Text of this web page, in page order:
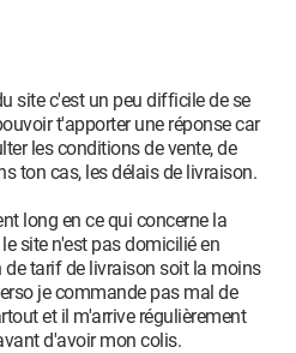
site c'est un peu difficile de se
t'apporter une réponse car
les conditions de vente, de
ton cas, les délais de livraison.
long en ce qui concerne la
site n'est pas domicilié en
de tarif de livraison soit la moins
je commande pas mal de
et il m'arrive régulièrement
d'avoir mon colis.